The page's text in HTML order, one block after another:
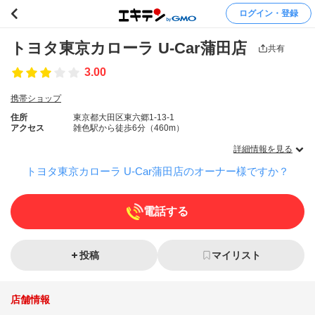
ログイン・登録
トヨタ東京カローラ U‐Car蒲田店 共有
3.00
携帯ショップ
住所
東京都大田区東六郷1-13-1
アクセス
雑色駅から徒歩6分（460m）
詳細情報を見る
トヨタ東京カローラ U‐Car蒲田店のオーナー様ですか？
電話する
投稿 マイリスト
店舗情報